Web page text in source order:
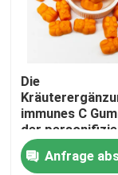
Haus
Produkte
Die
immunes C
der
FrauenAnfrage